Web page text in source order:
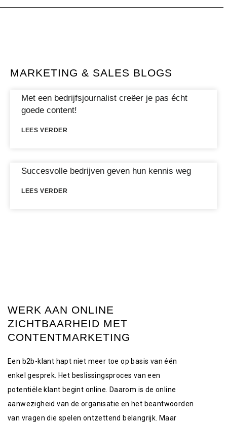
MARKETING & SALES BLOGS
Met een bedrijfsjournalist creëer je pas écht
goede content!
LEES VERDER
Succesvolle bedrijven geven hun kennis weg
LEES VERDER
WERK AAN ONLINE
ZICHTBAARHEID MET
CONTENTMARKETING
Een b2b-klant hapt niet meer toe op basis van één
enkel gesprek. Het beslissingsproces van een
potentiële klant begint online. Daarom is de online
aanwezigheid van de organisatie en het beantwoorden
van vragen die spelen ontzettend belangrijk. Maar